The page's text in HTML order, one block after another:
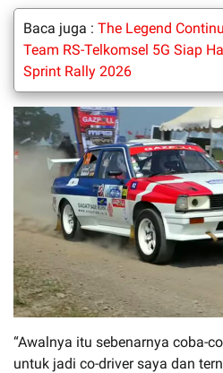
Baca juga : The Legend
Team RS-Telkomsel 5G Siap
Sprint Rally 2026
“Awalnya itu sebenarnya coba-
untuk jadi co-driver saya dan